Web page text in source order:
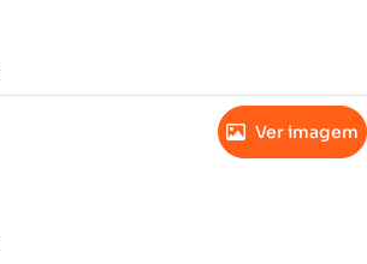
Ver imagem